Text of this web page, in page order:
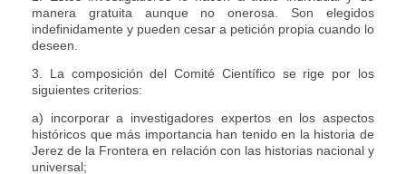
manera gratuita aunque no onerosa. Son elegidos
indefinidamente y pueden cesar a petición propia cuando lo
deseen.
3. La composición del Comité Científico se rige por los
siguientes criterios:
a) incorporar a investigadores expertos en los aspectos
históricos que más importancia han tenido en la historia de
Jerez de la Frontera en relación con las historias nacional y
universal;